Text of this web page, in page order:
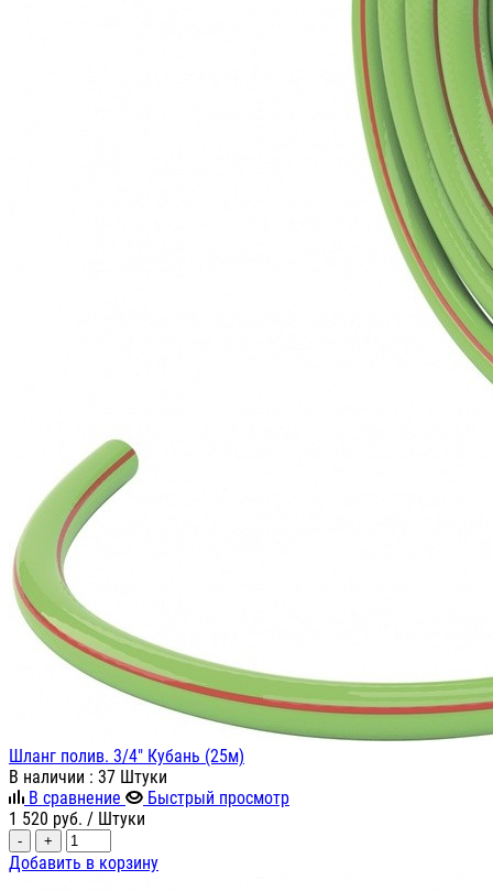
Шланг полив. 3/4" Кубань (25м)
В наличии : 37 Штуки
В сравнение
Быстрый просмотр
1 520 руб. / Штуки
- +
Добавить в корзину